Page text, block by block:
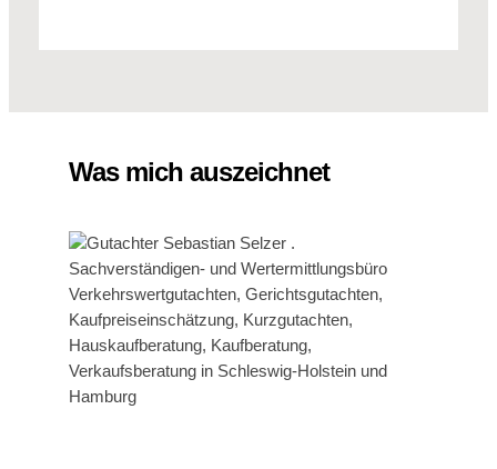
Was mich auszeichnet